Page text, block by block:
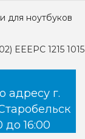
для ноутбуков
EEEPC 1215
адресу г.
до 16:00